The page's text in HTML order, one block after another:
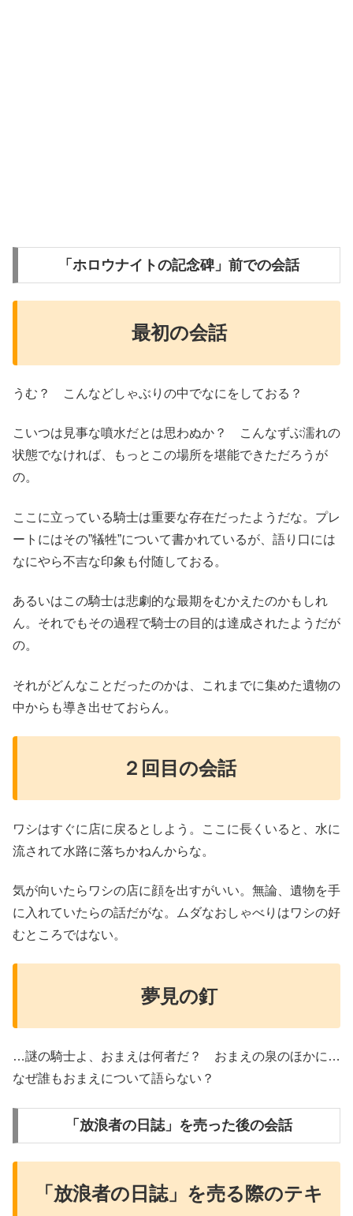
「ホロウナイトの記念碑」前での会話
最初の会話
うむ？ こんなどしゃぶりの中でなにをしておる？
こいつは見事な噴水だとは思わぬか？ こんなずぶ濡れの
状態でなければ、もっとこの場所を堪能できただろうが
の。
ここに立っている騎士は重要な存在だったようだな。プレ
ートにはその”犠牲”について書かれているが、語り口には
なにやら不吉な印象も付随しておる。
あるいはこの騎士は悲劇的な最期をむかえたのかもしれ
ん。それでもその過程で騎士の目的は達成されたようだが
の。
それがどんなことだったのかは、これまでに集めた遺物の
中からも導き出せておらん。
２回目の会話
ワシはすぐに店に戻るとしよう。ここに長くいると、水に
流されて水路に落ちかねんからな。
気が向いたらワシの店に顔を出すがいい。無論、遺物を手
に入れていたらの話だがな。ムダなおしゃべりはワシの好
むところではない。
夢見の釘
…謎の騎士よ、おまえは何者だ？ おまえの泉のほかに…
なぜ誰もおまえについて語らない？
「放浪者の日誌」を売った後の会話
「放浪者の日誌」を売る際のテキ